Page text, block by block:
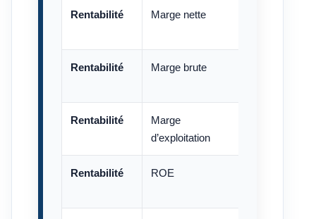
Rentabilité Marge nette
Rentabilité Marge brute
Rentabilité
Marge
d’exploitation
Rentabilité ROE